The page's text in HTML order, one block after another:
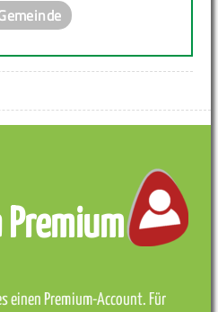
Premium
einen Premium-Account. Für